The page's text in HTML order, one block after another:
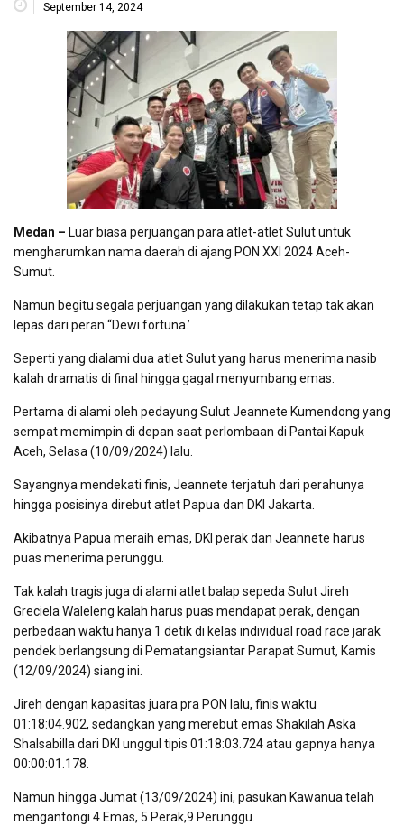
September 14, 2024
Medan – Luar biasa perjuangan para atlet-atlet Sulut untuk
mengharumkan nama daerah di ajang PON XXI 2024 Aceh-
Sumut.
Namun begitu segala perjuangan yang dilakukan tetap tak akan
lepas dari peran “Dewi fortuna.’
Seperti yang dialami dua atlet Sulut yang harus menerima nasib
kalah dramatis di final hingga gagal menyumbang emas.
Pertama di alami oleh pedayung Sulut Jeannete Kumendong yang
sempat memimpin di depan saat perlombaan di Pantai Kapuk
Aceh, Selasa (10/09/2024) lalu.
Sayangnya mendekati finis, Jeannete terjatuh dari perahunya
hingga posisinya direbut atlet Papua dan DKI Jakarta.
Akibatnya Papua meraih emas, DKI perak dan Jeannete harus
puas menerima perunggu.
Tak kalah tragis juga di alami atlet balap sepeda Sulut Jireh
Greciela Waleleng kalah harus puas mendapat perak, dengan
perbedaan waktu hanya 1 detik di kelas individual road race jarak
pendek berlangsung di Pematangsiantar Parapat Sumut, Kamis
(12/09/2024) siang ini.
Jireh dengan kapasitas juara pra PON lalu, finis waktu
01:18:04.902, sedangkan yang merebut emas Shakilah Aska
Shalsabilla dari DKI unggul tipis 01:18:03.724 atau gapnya hanya
00:00:01.178.
Namun hingga Jumat (13/09/2024) ini, pasukan Kawanua telah
mengantongi 4 Emas, 5 Perak,9 Perunggu.